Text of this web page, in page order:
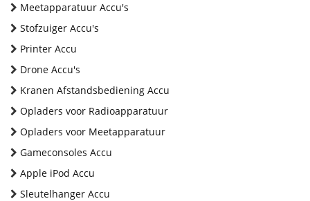
Meetapparatuur Accu's
Stofzuiger Accu's
Printer Accu
Drone Accu's
Kranen Afstandsbediening Accu
Opladers voor Radioapparatuur
Opladers voor Meetapparatuur
Gameconsoles Accu
Apple iPod Accu
Sleutelhanger Accu